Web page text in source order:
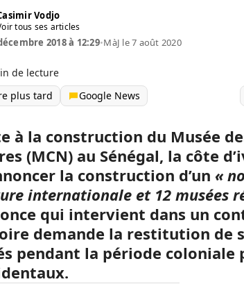
Vodjo
tous ses articles
2018 à 12:29•MàJ le 7 août 2020
de lecture
plus tard
Google News
à la construction du Musée
(MCN) au Sénégal, la côte
la construction d’un «
internationale et 12 musées
qui intervient dans un
demande la restitution de
pendant la période coloniale